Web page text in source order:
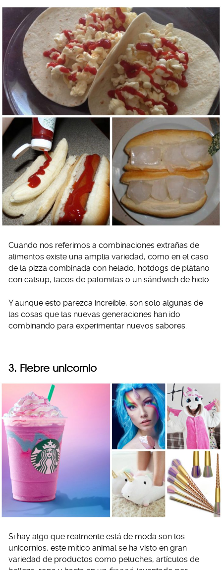
Cuando nos referimos a combinaciones extrañas de
alimentos existe una amplia variedad, como en el caso
de la pizza combinada con helado, hotdogs de plátano
con catsup, tacos de palomitas o un sándwich de hielo.
Y aunque esto parezca increíble, son solo algunas de
las cosas que las nuevas generaciones han ido
combinando para experimentar nuevos sabores.
3. Fiebre unicornio
Si hay algo que realmente está de moda son los
unicornios, este mítico animal se ha visto en gran
variedad de productos como peluches, artículos de